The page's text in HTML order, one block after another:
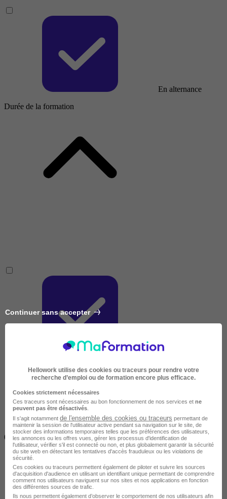
En alternance
Durée de la formation
Très courte
Inférieur à 2 jours
(14h)
Continuer sans accepter
Hellowork utilise des cookies ou traceurs pour rendre votre
recherche d’emploi ou de formation encore plus efficace.
Cookies strictement nécessaires
Ces traceurs sont nécessaires au bon fonctionnement de nos services et ne
peuvent pas être désactivés
Il s'agit notamment de l'ensemble des cookies ou traceurs permettant de
maintenir la session de l'utilisateur active pendant sa navigation sur le site, de
stocker des informations temporaires telles que les préférences des utilisateurs,
les annonces ou les offres vues, gérer les processus d'identification de
l'utilisateur, vérifier s'il est connecté ou non, et plus globalement garantir la sécurité
du site web en détectant les tentatives d'accès frauduleux ou les violations de
sécurité.
Ces cookies ou traceurs permettent également de piloter et suivre les sources
d'acquisition d'audience en utilisant un identifiant unique permettant de comprendre
comment nos utilisateurs naviguent sur nos sites et nos applications en fonction
des différentes sources de trafic.
Ils nous permettent également d’observer le comportement de nos utilisateurs afin